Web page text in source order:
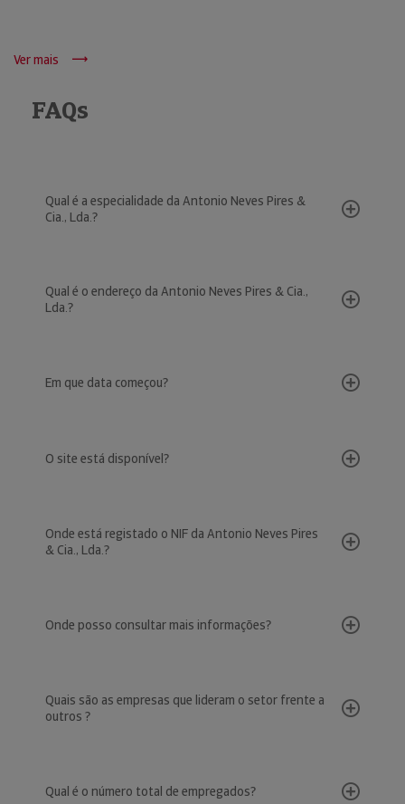
Ver mais
FAQs
Qual é a especialidade da Antonio Neves Pires &
Cia., Lda.?
Qual é o endereço da Antonio Neves Pires & Cia.,
Lda.?
Em que data começou?
O site está disponível?
Onde está registado o NIF da Antonio Neves Pires
& Cia., Lda.?
Onde posso consultar mais informações?
Quais são as empresas que lideram o setor frente a
outros ?
Qual é o número total de empregados?